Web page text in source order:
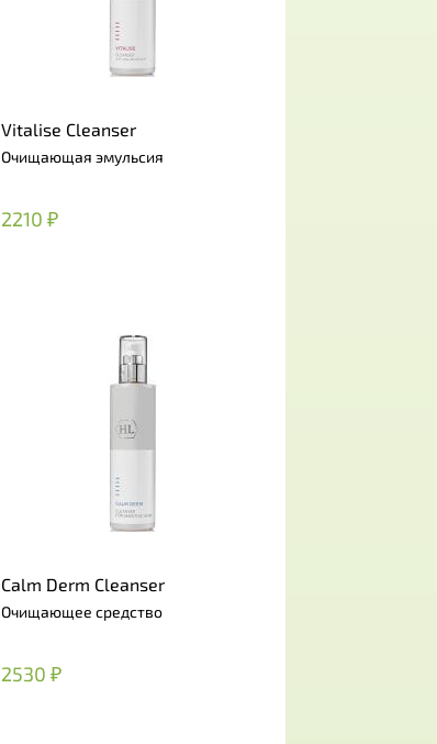
Vitalise Cleanser
Очищающая эмульсия
2210 ₽
Calm Derm Cleanser
Очищающее средство
2530 ₽